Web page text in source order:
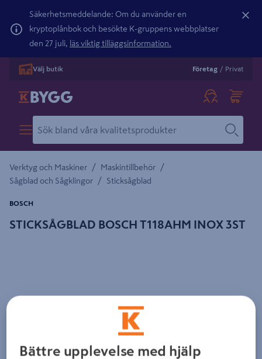
Säkerhetsmeddelande: Om du använder en
kryptoplånbok och besökte K-gruppens webbplatser
den 27 juli, läs viktig tilläggsinformation.
Välj butik Företag / Privat
Verktyg och Maskiner / Maskintillbehör /
Sågblad och Sågklingor / Sticksågblad
STICKSÅGBLAD BOSCH T118AHM INOX 3ST
BOSCH
Föregående
Bättre upplevelse med hjälp